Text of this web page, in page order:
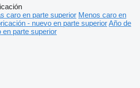
caro en parte superior Menos caro en
- nuevo en parte superiorAño de
en parte superior